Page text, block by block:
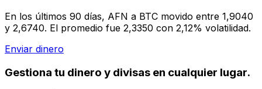
En los últimos 90 días, AFN a BTC movido entre 1,9040
y 2,6740. El promedio fue 2,3350 con 2,12% volatilidad.
Enviar dinero
Gestiona tu dinero y divisas en cualquier lugar.